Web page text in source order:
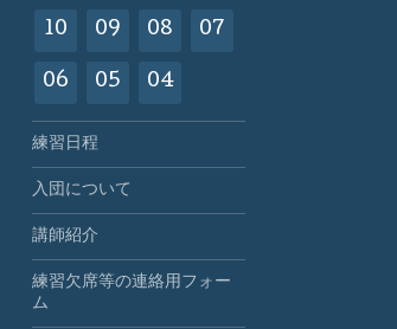
10 09 08 07
06 05 04
練習日程
入団について
講師紹介
練習欠席等の連絡用フォー
ム